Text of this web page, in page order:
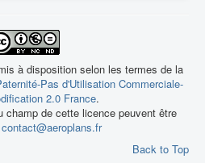
à disposition selon les termes de la
Pas d'Utilisation Commerciale-
2.0 France.
champ de cette licence peuvent être
contact@aeroplans.fr
Back to Top